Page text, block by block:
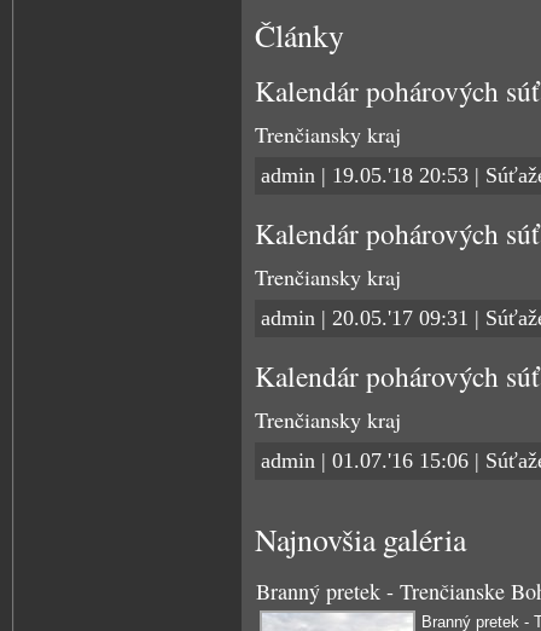
Články
Kalendár pohárových
Trenčiansky kraj
admin | 19.05.'18 20:53 |
Kalendár pohárových
Trenčiansky kraj
admin | 20.05.'17 09:31 |
Kalendár pohárových
Trenčiansky kraj
admin | 01.07.'16 15:06 |
Najnovšia galéria
Branný pretek - Trenčianske
Branný pretek -